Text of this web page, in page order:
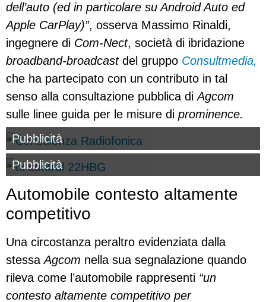
dell’auto (ed in particolare su Android Auto ed
Apple CarPlay)”, osserva Massimo Rinaldi,
ingegnere di Com-Nect, società di ibridazione
broadband-broadcastdel gruppo Consultmedia,
che ha partecipato con un contributo in tal
senso alla consultazione pubblica diAgcom
sulle linee guida per le misure di prominence.
Pubblicità
Pubblicità
Automobile contesto altamente
competitivo
Una circostanza peraltro evidenziata dalla
stessaAgcom nella sua segnalazione quando
rileva come l’automobile rappresenti “un
contesto altamente competitivo per